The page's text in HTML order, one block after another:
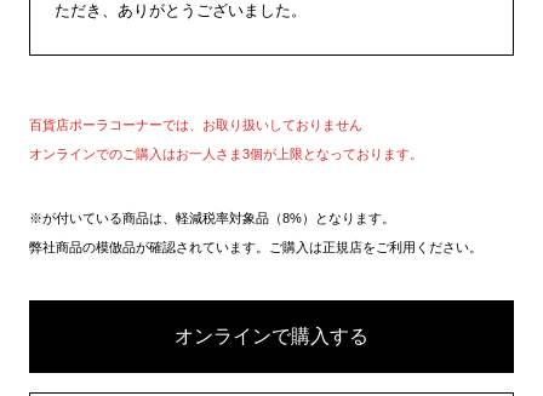
ただき、ありがとうございました。
百貨店ポーラコーナーでは、お取り扱いしておりません
オンラインでのご購入はお一人さま3個が上限となっております。
※が付いている商品は、軽減税率対象品（8%）となります。
弊社商品の模倣品が確認されています。ご購入は正規店をご利用ください。
オンラインで購入する